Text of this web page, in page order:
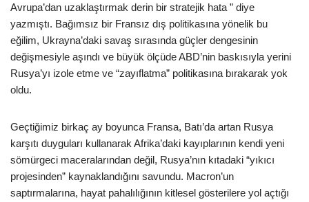
Avrupa’dan uzaklaştırmak derin bir stratejik hata ” diye
yazmıştı. Bağımsız bir Fransız dış politikasına yönelik bu
eğilim, Ukrayna’daki savaş sırasında güçler dengesinin
değişmesiyle aşındı ve büyük ölçüde ABD’nin baskısıyla yerini
Rusya’yı izole etme ve “zayıflatma” politikasına bırakarak yok
oldu.
Geçtiğimiz birkaç ay boyunca Fransa, Batı’da artan Rusya
karşıtı duyguları kullanarak Afrika’daki kayıplarının kendi yeni
sömürgeci maceralarından değil, Rusya’nın kıtadaki “yıkıcı
projesinden” kaynaklandığını savundu. Macron’un
saptırmalarına, hayat pahalılığının kitlesel gösterilere yol açtığı